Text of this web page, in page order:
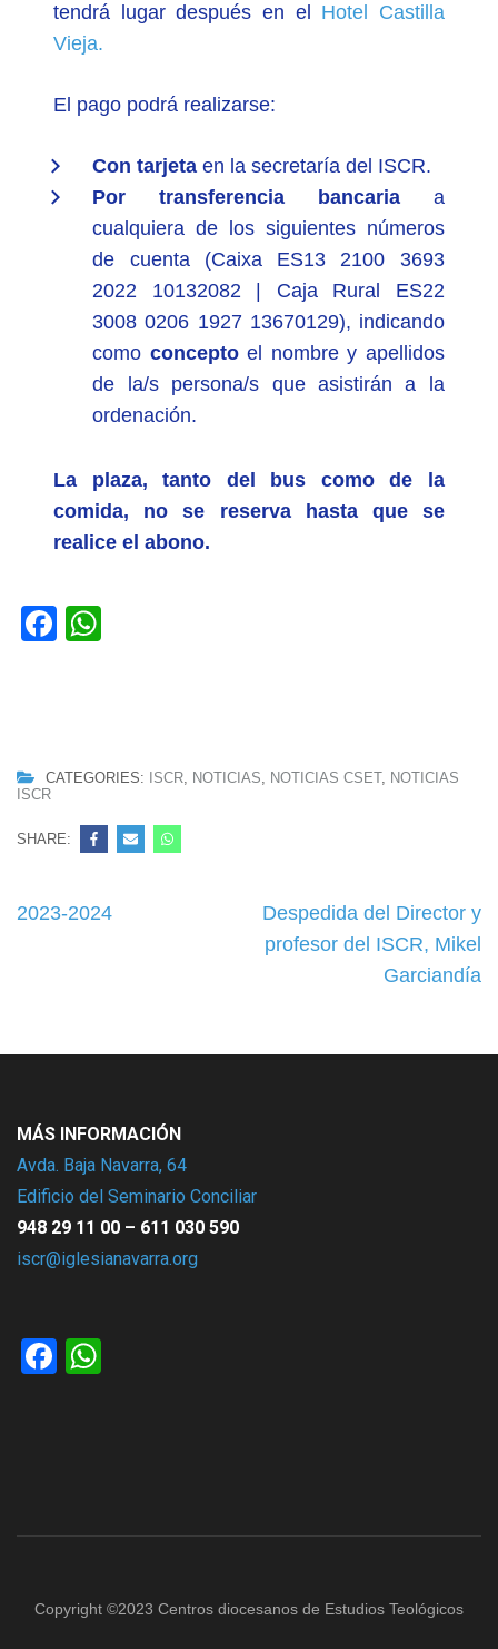
tendrá lugar después en el Hotel Castilla
Vieja.
El pago podrá realizarse:
Con tarjeta en la secretaría del ISCR.
Por transferencia bancaria a
cualquiera de los siguientes números
de cuenta (Caixa ES13 2100 3693
2022 10132082 | Caja Rural ES22
3008 0206 1927 13670129), indicando
como conceptoel nombre y apellidos
de la/s persona/s que asistirán a la
ordenación.
La plaza, tanto del bus como de la
comida, no se reserva hasta que se
realice el abono.
Facebook
CATEGORIES: ISCR, NOTICIAS, NOTICIAS CSET, NOTICIAS
ISCR
SHARE:
Navegación
2023-2024
Despedida del Director y
profesor del ISCR, Mikel
Garciandía
MÁS INFORMACIÓN
Avda. Baja Navarra, 64
Edificio del Seminario Conciliar
948 29 11 00 – 611 030 590
iscr@iglesianavarra.org
Facebook
Copyright ©2023 Centros diocesanos de Estudios Teológicos